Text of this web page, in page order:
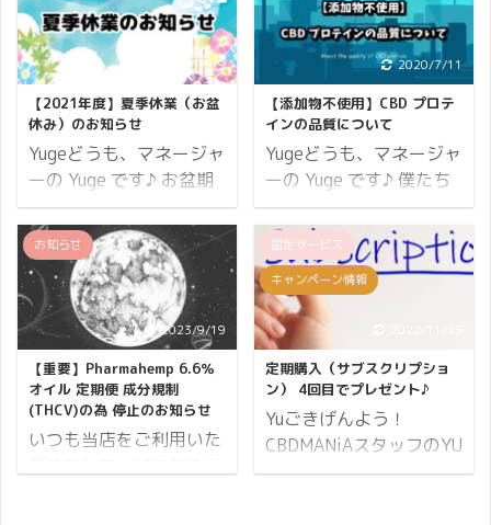
てきました。 学校では新
学期が始まり、会社には
新社会人が入社し、新た
な出会いが多くなるこの
季節。 環境が大きく変わ
る人も僕のように普段と
変わらぬ生活を送ってい
る人にも等しく春はやっ
てきます。 どんな状況で
も CBD 製品は「変化」
にも「不変」にも役立
ち、僕たちの生活を支え
てくれるもの。 そこで
CBDMANiA ではひとりで
も多くの人に CBD 製品
をご利用いただきたく思
い、スプリングキャンペ
すよね。 健康的に過ごす
ためにはただ食べればい
いというわけではなく、
しっかりと栄養バランス
を考えて食べることが重
要です。 とはいえ、それ
が分かっていても毎食の
栄養バランスを意識して
食事をするのは難しいで
すよね。 栄養バランスを
考えるときに役立つのが
5大栄養素という考え方
なのですが、タンパク
質、脂質、炭水化物（糖
質、食物繊維）、ビタミ
ン、ミネラルのことを指
します。 5大栄養素が不
足することなく摂取でき
2021/8/9
【2021年度】夏季休業（お盆
休み）のお知らせ
Yugeどうも、マネージャ
ーの Yuge です♪ お盆期
間の営業についてお知ら
せします。 CBDMANiA
の店舗につきましては
「コロナ禍での営業につ
いて」でご案内申し上げ
た通り変わりありませ
ん。 この記事ではお盆期
間の配送とメールやお電
話での問い合わせ対応に
ついてお知らせします。
配送について お盆期間の
2020/7/11
【添加物不使用】CBD プロテ
インの品質について
Yugeどうも、マネージャ
ーの Yuge です♪ 僕たち
が生きる上で欠かせない
のが食事。 だからこそ口
に入れるものは品質にこ
だわる人が多いです。 着
色料を使用していないも
のや砂糖・甘味料を避け
たり、何となく体に悪そ
うだから添加物を嫌がる
人もいるでしょう。 人に
よってこだわりはさまざ
まですが、Greeus の
お知らせ
2023/9/19
【重要】Pharmahemp 6.6％
オイル 定期便 成分規制
(THCV)の為 停止のお知らせ
いつも当店をご利用いた
固定サービス
キャンペーン情報
定期購入（サブスクリプショ
ン） 4回目でプレゼント♪
Yuごきげんよう！
CBDMANiAスタッフのYU
です。 CBDMANiAの定期